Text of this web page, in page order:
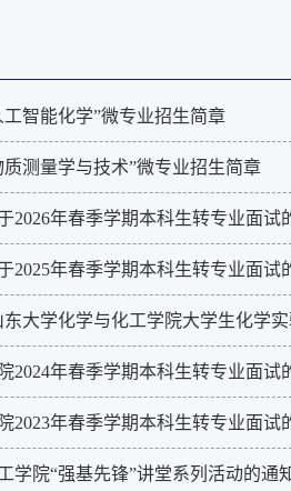
工智能化学”微专业招生简章
质测量学与技术”微专业招生简章
2026年春季学期本科生转专业面试
2025年春季学期本科生转专业面试
大学化学与化工学院大学生化学
2024年春季学期本科生转专业面试
2023年春季学期本科生转专业面试
学院“强基先锋”讲堂系列活动的通